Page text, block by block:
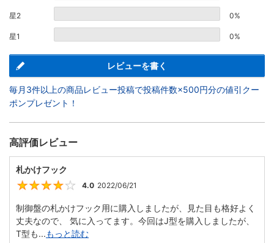
星2 0%
星1 0%
レビューを書く
毎月3件以上の商品レビュー投稿で投稿件数×500円分の値引クー
ポンプレゼント！
高評価レビュー
札かけフック
4.0 2022/06/21
制御盤の札かけフック用に購入しましたが、見た目も格好よく
丈夫なので、 気に入ってます。今回はJ型を購入しましたが、
T型も...もっと読む